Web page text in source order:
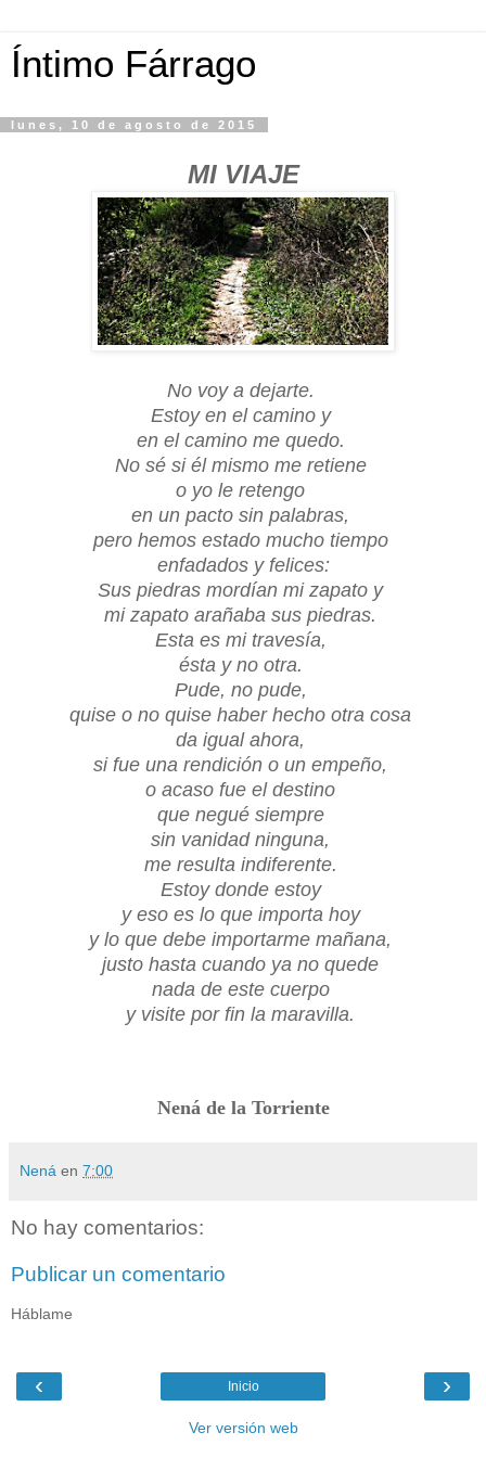
Íntimo Fárrago
lunes, 10 de agosto de 2015
MI VIAJE
No voy a dejarte.
Estoy en el camino y
en el camino me quedo.
No sé si él mismo me retiene
o yo le retengo
en un pacto sin palabras,
pero hemos estado mucho tiempo
enfadados y felices:
Sus piedras mordían mi zapato y
mi zapato arañaba sus piedras.
Esta es mi travesía,
ésta y no otra.
Pude, no pude,
quise o no quise haber hecho otra cosa
da igual ahora,
si fue una rendición o un empeño,
o acaso fue el destino
que negué siempre
sin vanidad ninguna,
me resulta indiferente.
Estoy donde estoy
y eso es lo que importa hoy
y lo que debe importarme mañana,
justo hasta cuando ya no quede
nada de este cuerpo
y visite por fin la maravilla.
Nená de la Torriente
Nená en 7:00
No hay comentarios:
Publicar un comentario
Háblame
‹ ›
Inicio
Ver versión web